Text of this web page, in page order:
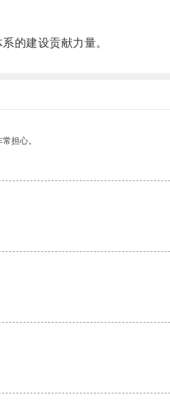
的建设贡献力量。
担心。